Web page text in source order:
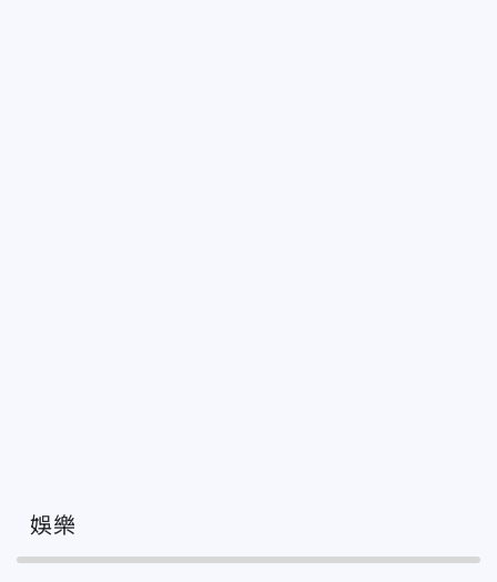
娛樂